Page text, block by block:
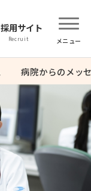
採用サイト
病院からのメッ